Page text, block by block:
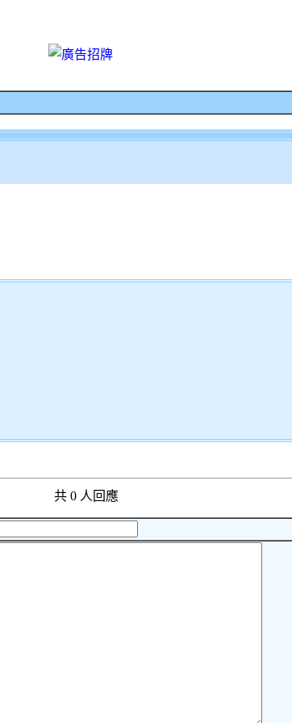
共 0 人回應